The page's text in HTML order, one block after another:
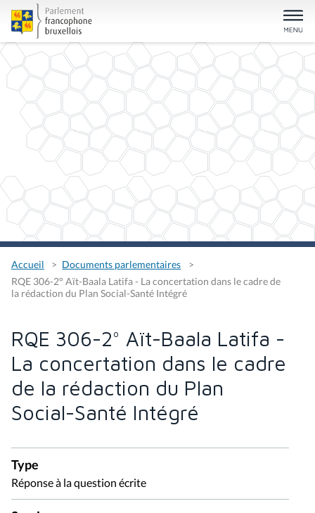
Accueil
Documents parlementaires
RQE 306-2° Aït-Baala Latifa - La concertation dans le cadre de
la rédaction du Plan Social-Santé Intégré
RQE 306-2° Aït-Baala Latifa -
La concertation dans le cadre
de la rédaction du Plan
Social-Santé Intégré
Type
Réponse à la question écrite